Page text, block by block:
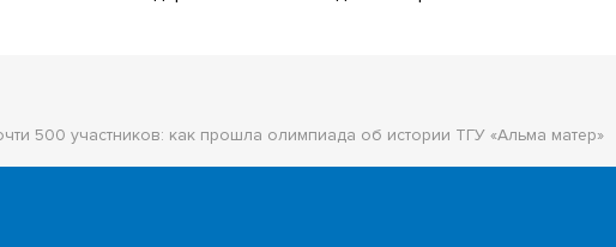
500 участников: как прошла олимпиада об истории ТГУ «Альма матер»